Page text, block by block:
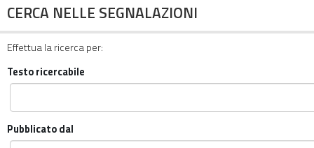
CERCA NELLE SEGNALAZIONI
Effettua la ricerca per:
Testo ricercabile
Pubblicato dal